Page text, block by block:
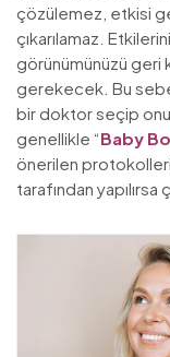
çözülemez, etkisi
çıkarılamaz.
görünümünüzü geri
gerekecek. Bu
bir doktor seçip
genellikle “Baby
önerilen
tarafından yapılırsa